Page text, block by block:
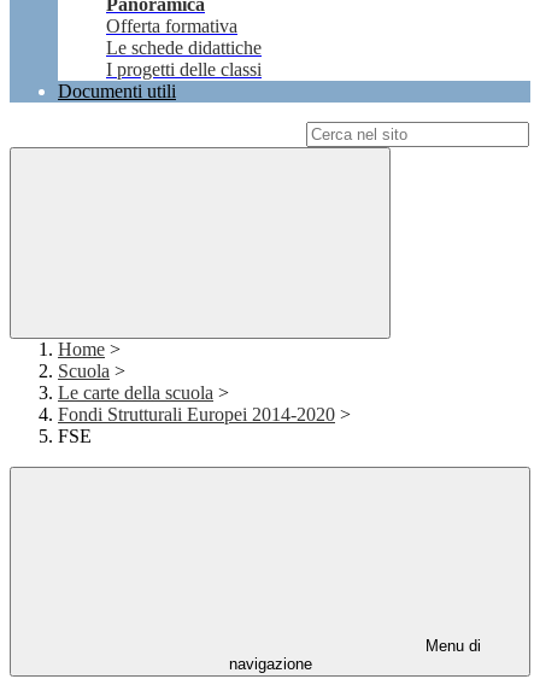
Panoramica
Offerta formativa
Le schede didattiche
I progetti delle classi
Documenti utili
Home >
Scuola >
Le carte della scuola >
Fondi Strutturali Europei 2014-2020 >
FSE
Menu di
navigazione